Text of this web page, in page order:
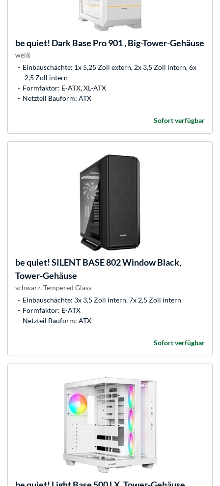
be quiet! Dark Base Pro 901 , Big-Tower-Gehäuse
weiß
Einbauschächte: 1x 5,25 Zoll extern, 2x 3,5 Zoll intern, 6x
2,5 Zoll intern
Formfaktor: E-ATX, XL-ATX
Netzteil Bauform: ATX
Sofort verfügbar
be quiet!SILENT BASE 802 Window Black,
Tower-Gehäuse
schwarz, Tempered Glass
Einbauschächte: 3x 3,5 Zoll intern, 7x 2,5 Zoll intern
Formfaktor: E-ATX
Netzteil Bauform: ATX
Sofort verfügbar